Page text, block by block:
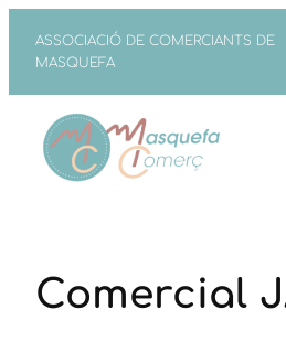
contingut
ASSOCIACIÓ DE COMERCIANTS DE
MASQUEFA
Comercial